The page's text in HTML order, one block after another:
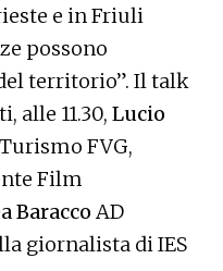
e in Friuli
possono
territorio”. Il talk
alle 11.30, Lucio
FVG,
Film
Baracco AD
giornalista di IES